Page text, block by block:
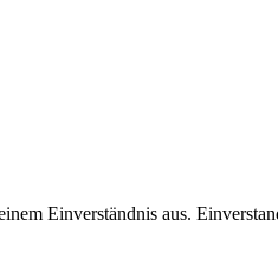
Einverständnis aus.